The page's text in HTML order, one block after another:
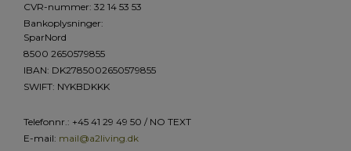
CVR-nummer: 32 14 53 53
Bankoplysninger:
SparNord
8500 2650579855
IBAN: DK2785002650579855
SWIFT: NYKBDKKK
Telefonnr.: +45 41 29 49 50 / NO TEXT
E-mail: mail@a2living.dk